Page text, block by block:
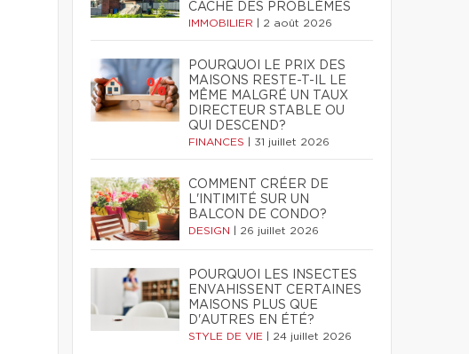
CACHE DES PROBLÈMES
IMMOBILIER 2 août 2026
POURQUOI LE PRIX DES
MAISONS RESTE-T-IL LE
MÊME MALGRÉ UN TAUX
DIRECTEUR STABLE OU
QUI DESCEND?
FINANCES 31 juillet 2026
COMMENT CRÉER DE
L'INTIMITÉ SUR UN
BALCON DE CONDO?
DESIGN 26 juillet 2026
POURQUOI LES INSECTES
ENVAHISSENT CERTAINES
MAISONS PLUS QUE
D'AUTRES EN ÉTÉ?
STYLE DE VIE 24 juillet 2026